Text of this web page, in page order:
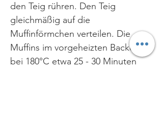
den Teig rühren. Den Teig
gleichmäßig auf die
Muffinförmchen verteilen. Die
Muffins im vorgeheizten Backofen
bei 180°C etwa 25 - 30 Minuten